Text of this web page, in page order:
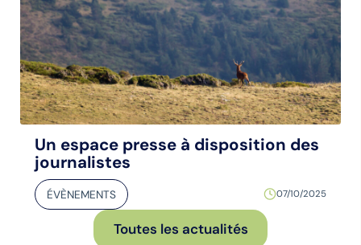
Un espace presse à disposition des
journalistes
ÉVÈNEMENTS 07/10/2025
Toutes les actualités